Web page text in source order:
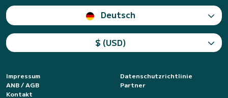
Deutsch
$ (USD)
Impressum
Datenschutzrichtlinie
ANB / AGB
Partner
Kontakt